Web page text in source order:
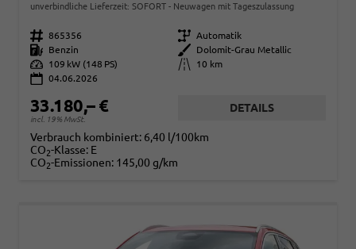
unverbindliche Lieferzeit: SOFORT Neuwagen mit Tageszulassung
Fahrzeugnr. 865356 Getriebe Automatik
Kraftstoff
Benzin Außenfarbe
Dolomit-Grau Metallic
Leistung
109 kW (148 PS) Kilometerstand
10 km
04.06.2026
33.180,– €
incl. 19% MwSt.
DETAILS
Verbrauch kombiniert: 6,40 l/100km
CO2-Klasse: E
CO2-Emissionen: 145,00 g/km